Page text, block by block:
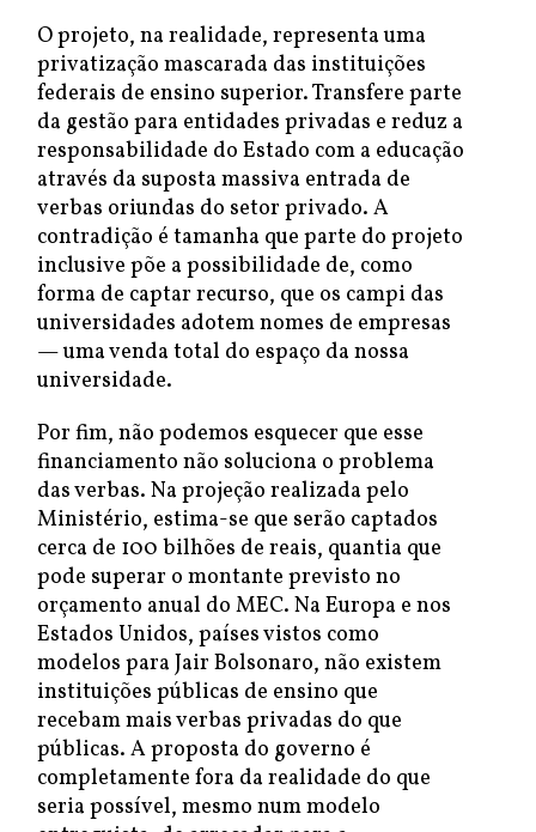
O projeto, na realidade, representa uma
privatização mascarada das instituições
federais de ensino superior. Transfere parte
da gestão para entidades privadas e reduz a
responsabilidade do Estado com a educação
através da suposta massiva entrada de
verbas oriundas do setor privado. A
contradição é tamanha que parte do projeto
inclusive põe a possibilidade de, como
forma de captar recurso, que os campi das
universidades adotem nomes de empresas
— uma venda total do espaço da nossa
universidade.
Por fim, não podemos esquecer que esse
financiamento não soluciona o problema
das verbas. Na projeção realizada pelo
Ministério, estima-se que serão captados
cerca de 100 bilhões de reais, quantia que
pode superar o montante previsto no
orçamento anual do MEC. Na Europa e nos
Estados Unidos, países vistos como
modelos para Jair Bolsonaro, não existem
instituições públicas de ensino que
recebam mais verbas privadas do que
públicas. A proposta do governo é
completamente fora da realidade do que
seria possível, mesmo num modelo